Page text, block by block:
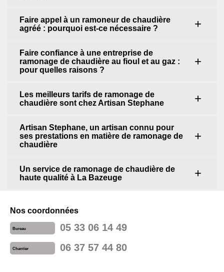
Faire appel à un ramoneur de chaudière
agréé : pourquoi est-ce nécessaire ?
Faire confiance à une entreprise de
ramonage de chaudière au fioul et au gaz :
pour quelles raisons ?
Les meilleurs tarifs de ramonage de
chaudière sont chez Artisan Stephane
Artisan Stephane, un artisan connu pour
ses prestations en matière de ramonage de
chaudière
Un service de ramonage de chaudière de
haute qualité à La Bazeuge
Nos coordonnées
Bureau 05 33 06 14 49
Chantier 06 37 57 44 80